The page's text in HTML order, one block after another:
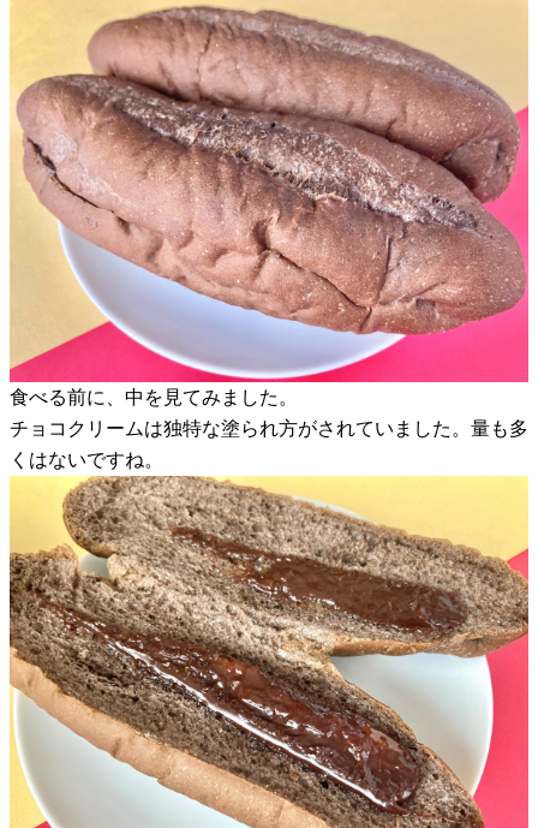
食べる前に、中を見てみました。
チョコクリームは独特な塗られ方がされていました。量も多
くはないですね。